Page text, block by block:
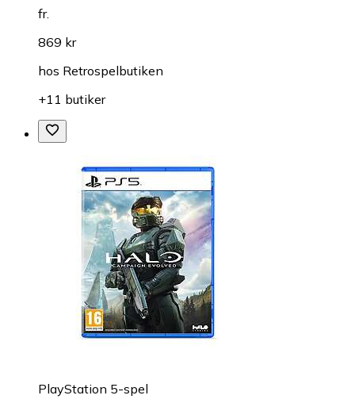
fr.
869 kr
hos Retrospelbutiken
+11 butiker
PlayStation 5-spel